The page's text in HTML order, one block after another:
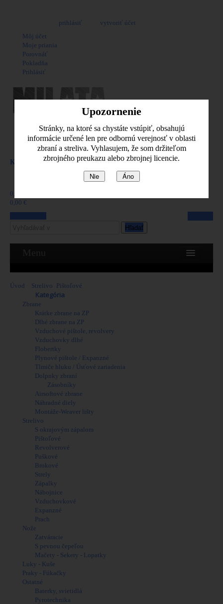
Upozornenie
Stránky, na ktoré sa chystáte vstúpiť, obsahujú
informácie určené len pre odbornú verejnosť v oblasti
zbraní a streliva. Vyhlasujem, že som držiteľom
zbrojného preukazu alebo zbrojnej licencie.
Nie Áno
prihlásiť
vytvoriť účet
Môj účet
Moje priania
Porovnáť
Pokladňa
Prihlásiť
Nákupný košík -0,00 €
Naposledy pridané položky
Košík
0,00 €
0,00 €
Hľadať
Zbrane
Krátke zbrane na ZP
Vzduchové pištole, revolvery
Vzduchovky dlhé
Flobertky
Plynové pištole / Expanzné
Tlmiče hluku / Úsťové zariadenia
Dolpnky zbraní
Zásobníky
Airsoftové zbrane
Náhradné diely
Montáže-Weaver lišty
Strelivo
S okrajovým zápalom
Revolverové
Puškové
Brokové
Strely
Zápalky
Nábojnice
Vzduchovkové
Expanzné
Prach
Luky - Kuše
Nože
S pevnou čepeľou
Mačety - Sekery - Lopatky
Ostatné
Baterky, svietidlá
Pyrotechnika
Puzdra a tašky na zbrane
Optika
Úvod Strelivo Pištoľové
Kategória
Zbrane
Krátke zbrane na ZP
Dlhé zbrane na ZP
Vzduchové pištole, revolvery
Vzduchovky dlhé
Flobertky
Plynové pištole / Expanzné
Tlmiče hluku / Úsťové zariadenia
Dolpnky zbraní
Zásobníky
Airsoftové zbrane
Náhradné diely
Montáže-Weaver lišty
Strelivo
S okrajovým zápalom
Pištoľové
Revolverové
Puškové
Brokové
Strely
Zápalky
Nábojnice
Vzduchovkové
Expanzné
Prach
Nože
Zatváracie
S pevnou čepeľou
Mačety - Sekery - Lopatky
Luky - Kuše
Praky - Fúkačky
Ostatné
Baterky, svietidlá
Pyrotechnika